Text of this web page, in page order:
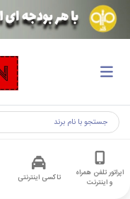
اپراتور تلفن همراه
و اینترنت
تاکسی اینترنتی